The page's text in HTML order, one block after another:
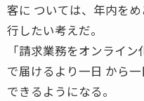
客に ついては、年内を
行したい考えだ。
「請求業務をオンライ
で届けるより一日 から
できるようになる。